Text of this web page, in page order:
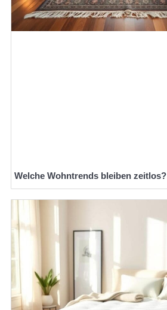
Welche Wohntrends bleiben zeitlos?